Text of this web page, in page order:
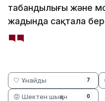
табандылығы және
жадында сақтала
🤍 Ұнайды 7
😡 Шектен шыққан 0